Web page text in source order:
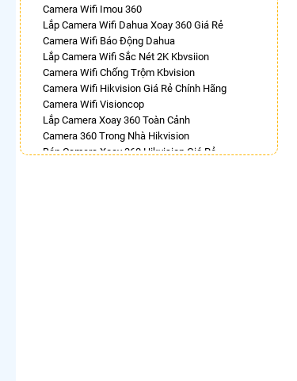
Camera Wifi Imou 360
Lắp Camera Wifi Dahua Xoay 360 Giá Rẻ
Camera Wifi Báo Động Dahua
Lắp Camera Wifi Sắc Nét 2K Kbvsiion
Camera Wifi Chống Trộm Kbvision
Camera Wifi Hikvision Giá Rẻ Chính Hãng
Camera Wifi Visioncop
Lắp Camera Xoay 360 Toàn Cảnh
Camera 360 Trong Nhà Hikvision
Bán Camera Xoay 360 Hikvision Giá Rẻ